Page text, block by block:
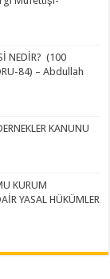
NEDİR? (100
84) – Abdullah
KANUNU
KURUM
YASAL HÜKÜMLER